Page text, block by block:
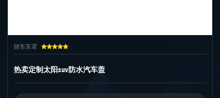
轿车车罩
热卖定制太阳suv防水汽车盖